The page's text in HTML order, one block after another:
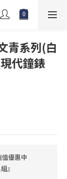
青系列(白
代鐘錶
優惠中
』